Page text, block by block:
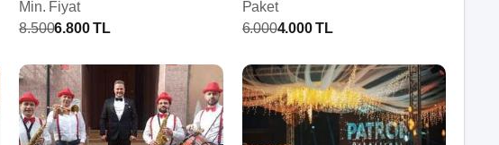
Min. Fiyat
8.5006.800 TL
Paket
6.0004.000 TL